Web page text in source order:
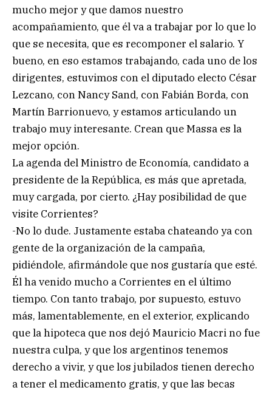
mucho mejor y que damos nuestro
acompañamiento, que él va a trabajar por lo que lo
que se necesita, que es recomponer el salario. Y
bueno, en eso estamos trabajando, cada uno de los
dirigentes, estuvimos con el diputado electo César
Lezcano, con Nancy Sand, con Fabián Borda, con
Martín Barrionuevo, y estamos articulando un
trabajo muy interesante. Crean que Massa es la
mejor opción.
La agenda del Ministro de Economía, candidato a
presidente de la República, es más que apretada,
muy cargada, por cierto. ¿Hay posibilidad de que
visite Corrientes?
-No lo dude. Justamente estaba chateando ya con
gente de la organización de la campaña,
pidiéndole, afirmándole que nos gustaría que esté.
Él ha venido mucho a Corrientes en el último
tiempo. Con tanto trabajo, por supuesto, estuvo
más, lamentablemente, en el exterior, explicando
que la hipoteca que nos dejó Mauricio Macri no fue
nuestra culpa, y que los argentinos tenemos
derecho a vivir, y que los jubilados tienen derecho
a tener el medicamento gratis, y que las becas